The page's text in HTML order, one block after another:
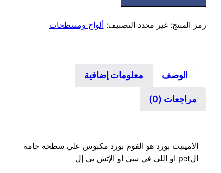
المياه
رمز المنتج:غير محدد التصنيف: ألواح ومسطحات
الوصف معلومات إضافية
مراجعات (0)
الامينيت بورد هو الفوم بورد مكبوس علي سطحه خامة
الpet او اللي في سي او الإتش بي إل